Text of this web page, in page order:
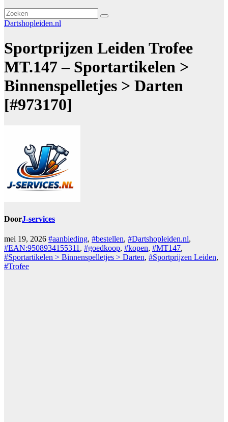
Dartshopleiden.nl
Sportprijzen Leiden Trofee
MT.147 – Sportartikelen >
Binnenspelletjes > Darten
[#973170]
DoorJ-services
mei 19, 2026 #aanbieding, #bestellen, #Dartshopleiden.nl,
#EAN:9508934155311, #goedkoop, #kopen, #MT147,
#Sportartikelen > Binnenspelletjes > Darten, #Sportprijzen Leiden,
#Trofee